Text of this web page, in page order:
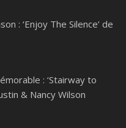
: ‘Enjoy The Silence’ de
: ‘Stairway to
& Nancy Wilson